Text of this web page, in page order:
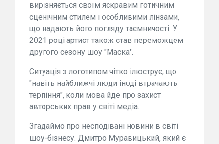
вирізняється своїм яскравим готичним
сценічним стилем і особливими лінзами,
що надають його погляду таємничості. У
2021 році артист також став переможцем
другого сезону шоу "Маска".
Ситуація з логотипом чітко ілюструє, що
"навіть найближчі люди іноді втрачають
терпіння", коли мова йде про захист
авторських прав у світі медіа.
Згадаймо про несподівані новини в світі
шоу-бізнесу. Дмитро Муравицький, який є